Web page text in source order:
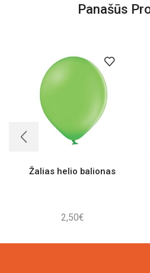
Panašūs
Žalias helio balionas
2,50€